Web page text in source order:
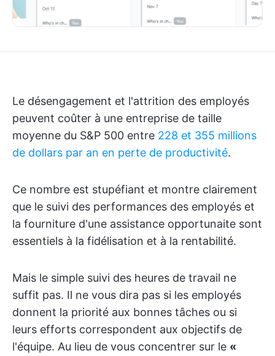
Le désengagement et l'attrition des employés
peuvent coûter à une entreprise de taille
moyenne du S&P 500 entre 228 et 355 millions
de dollars par an en perte de productivité.
Ce nombre est stupéfiant et montre clairement
que le suivi des performances des employés et
la fourniture d'une assistance opportunaite sont
essentiels à la fidélisation et à la rentabilité.
Mais le simple suivi des heures de travail ne
suffit pas. Il ne vous dira pas si les employés
donnent la priorité aux bonnes tâches ou si
leurs efforts correspondent aux objectifs de
l'équipe. Au lieu de vous concentrer sur le «